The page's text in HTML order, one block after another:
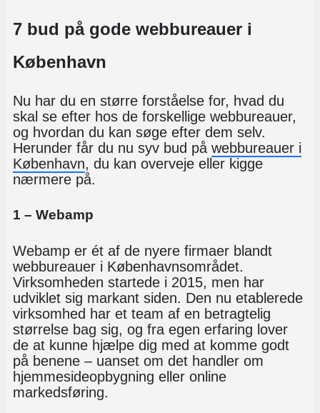
7 bud på gode webbureauer i
København
Nu har du en større forståelse for, hvad du
skal se efter hos de forskellige webbureauer,
og hvordan du kan søge efter dem selv.
Herunder får du nu syv bud på webbureauer i
København, du kan overveje eller kigge
nærmere på.
1 – Webamp
Webamp er ét af de nyere firmaer blandt
webbureauer i Københavnsområdet.
Virksomheden startede i 2015, men har
udviklet sig markant siden. Den nu etablerede
virksomhed har et team af en betragtelig
størrelse bag sig, og fra egen erfaring lover
de at kunne hjælpe dig med at komme godt
på benene – uanset om det handler om
hjemmesideopbygning eller online
markedsføring.